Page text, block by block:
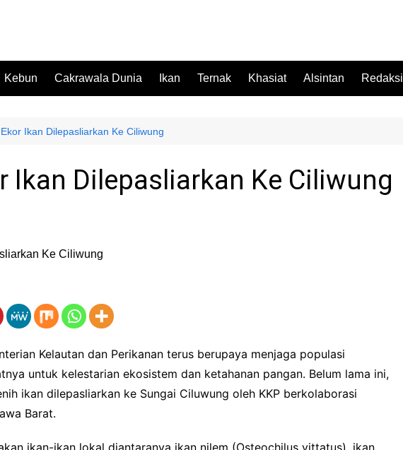
Kebun Cakrawala Dunia Ikan Ternak Khasiat Alsintan Redaksi
Ikan Dilepasliarkan Ke Ciliwung
Ikan Dilepasliarkan Ke Ciliwung
Kelautan dan Perikanan terus berupaya menjaga populasi
untuk kelestarian ekosistem dan ketahanan pangan. Belum lama ini,
ikan dilepasliarkan ke Sungai Ciluwung oleh KKP berkolaborasi
Barat.
ikan-ikan lokal diantaranya ikan nilem (Osteochilus vittatus), ikan